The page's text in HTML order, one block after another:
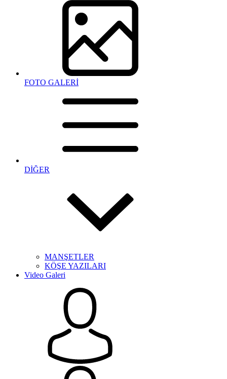
FOTO GALERİ
DİĞER
MANŞETLER
KÖŞE YAZILARI
Video Galeri